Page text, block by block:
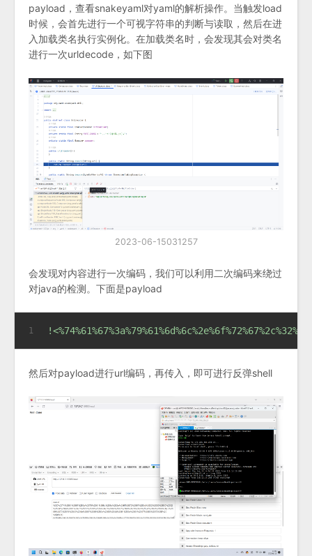
payload，查看snakeyaml对yaml的解析操作。当触发load
时候，会首先进行一个可视字符串的判断与读取，然后在进
入加载类名执行实例化。在加载类名时，会发现其会对类名
进行一次urldecode，如下图
2023-06-15031257
会发现对内容进行一次编码，我们可以利用二次编码来绕过
对java的检测。下面是payload
1
然后对payload进行url编码，再传入，即可进行反弹shell